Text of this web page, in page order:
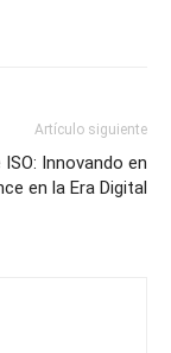
Artículo siguiente
Innovando en
en la Era Digital